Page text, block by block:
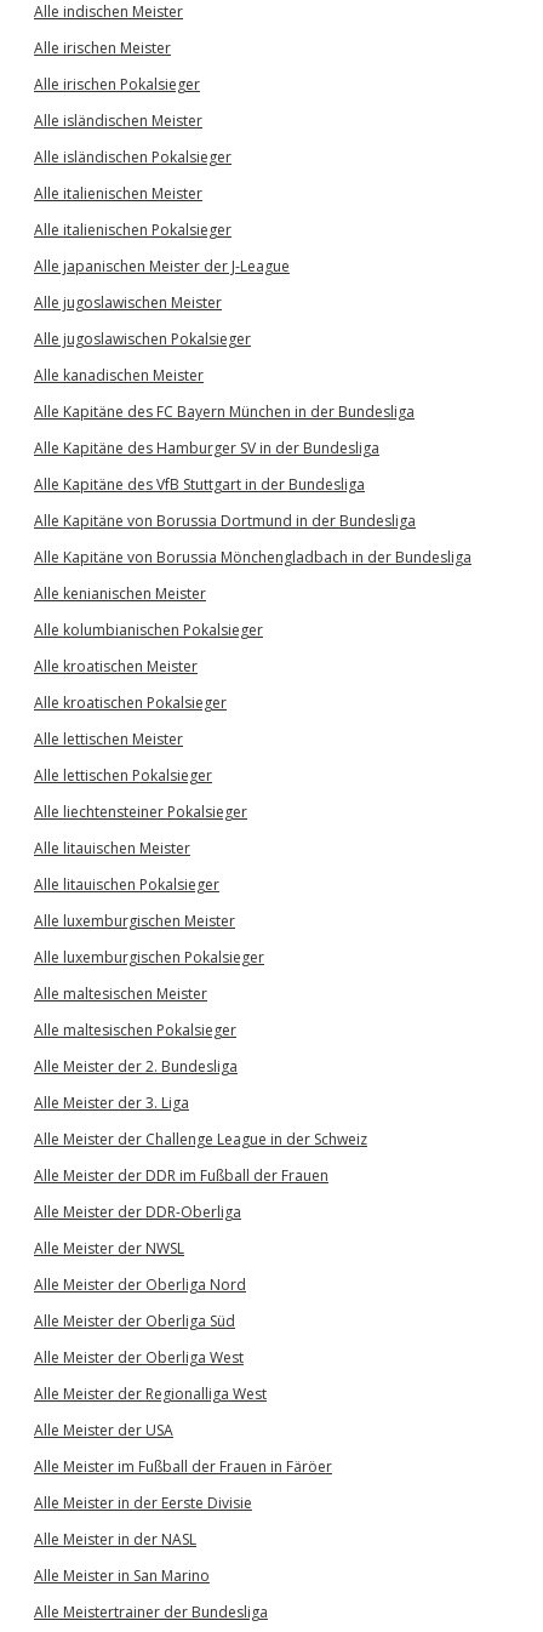
Alle indischen Meister
Alle irischen Meister
Alle irischen Pokalsieger
Alle isländischen Meister
Alle isländischen Pokalsieger
Alle italienischen Meister
Alle italienischen Pokalsieger
Alle japanischen Meister der J-League
Alle jugoslawischen Meister
Alle jugoslawischen Pokalsieger
Alle kanadischen Meister
Alle Kapitäne des FC Bayern München in der Bundesliga
Alle Kapitäne des Hamburger SV in der Bundesliga
Alle Kapitäne des VfB Stuttgart in der Bundesliga
Alle Kapitäne von Borussia Dortmund in der Bundesliga
Alle Kapitäne von Borussia Mönchengladbach in der Bundesliga
Alle kenianischen Meister
Alle kolumbianischen Pokalsieger
Alle kroatischen Meister
Alle kroatischen Pokalsieger
Alle lettischen Meister
Alle lettischen Pokalsieger
Alle liechtensteiner Pokalsieger
Alle litauischen Meister
Alle litauischen Pokalsieger
Alle luxemburgischen Meister
Alle luxemburgischen Pokalsieger
Alle maltesischen Meister
Alle maltesischen Pokalsieger
Alle Meister der 2. Bundesliga
Alle Meister der 3. Liga
Alle Meister der Challenge League in der Schweiz
Alle Meister der DDR im Fußball der Frauen
Alle Meister der DDR-Oberliga
Alle Meister der NWSL
Alle Meister der Oberliga Nord
Alle Meister der Oberliga Süd
Alle Meister der Oberliga West
Alle Meister der Regionalliga West
Alle Meister der USA
Alle Meister im Fußball der Frauen in Färöer
Alle Meister in der Eerste Divisie
Alle Meister in der NASL
Alle Meister in San Marino
Alle Meistertrainer der Bundesliga